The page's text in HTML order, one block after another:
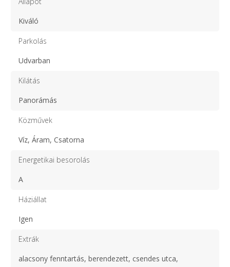
Kiváló
Parkolás
Udvarban
Kilátás
Panorámás
Közművek
Víz, Áram, Csatorna
Energetikai besorolás
A
Háziállat
Igen
Extrák
alacsony fenntartás, berendezett, csendes utca,